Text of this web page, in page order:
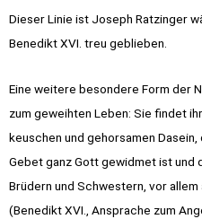
Dieser Linie ist Joseph Ratzinger
Benedikt XVI. treu geblieben.
Eine weitere besondere Form der
zum geweihten Leben: Sie findet
keuschen und gehorsamen
Gebet ganz Gott gewidmet ist und
Brüdern und Schwestern, vor
(Benedikt XVI., Ansprache zum